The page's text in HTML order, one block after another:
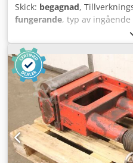
Skick: begagnad,
fungerande, typ av
,
Tillverkningsår: 2006 - Finns
översyn - CE-märkt
Slipbandsmått: 150 x 2150
- Bordsmått: 22 x 144 cm
borden vinklingsbara 0–30
4,5 hk - Pneumatisk
Justerbar slipfot för
15x75 cm på andra sidan -
Extra bord för profils­lipning
- Yttermått: 144 x 71 x 130